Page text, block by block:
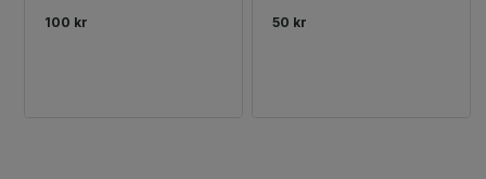
100 kr 50 kr